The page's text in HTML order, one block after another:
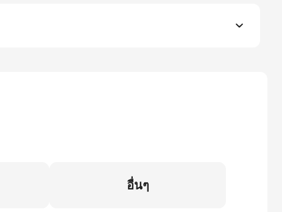
อื่นๆ